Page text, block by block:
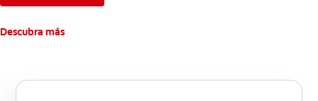
Descubra más